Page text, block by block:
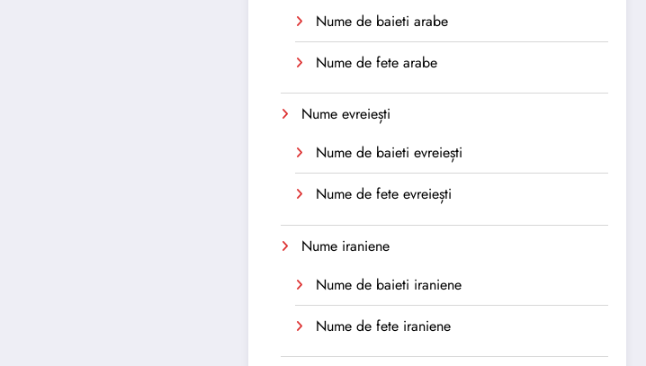
Nume de baieti arabe
Nume de fete arabe
Nume evreiești
Nume de baieti evreiești
Nume de fete evreiești
Nume iraniene
Nume de baieti iraniene
Nume de fete iraniene